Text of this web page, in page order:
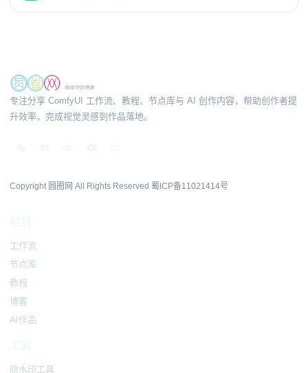
专注分享 ComfyUI 工作流、教程、节点库与 AI 创作内容，帮助创作者提
升效率，完成视觉灵感到作品落地。
Copyright 圆圈网 All Rights Reserved 蜀ICP备11021414号
工作流
节点库
教程
博客
AI作品
隐水印工具